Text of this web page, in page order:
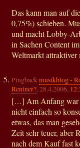
Das kann man auf
0,75%) schieben.
und macht Lobby-
in Sachen Content
Weltmarkt attraktiver
Pingbackmusikblog -
Rentner?, 28.4.2006,
[…] Am Anfang war
nicht einfach so
etwas, das man
Zeit sehr teuer, aber
nach dem Kauf fast